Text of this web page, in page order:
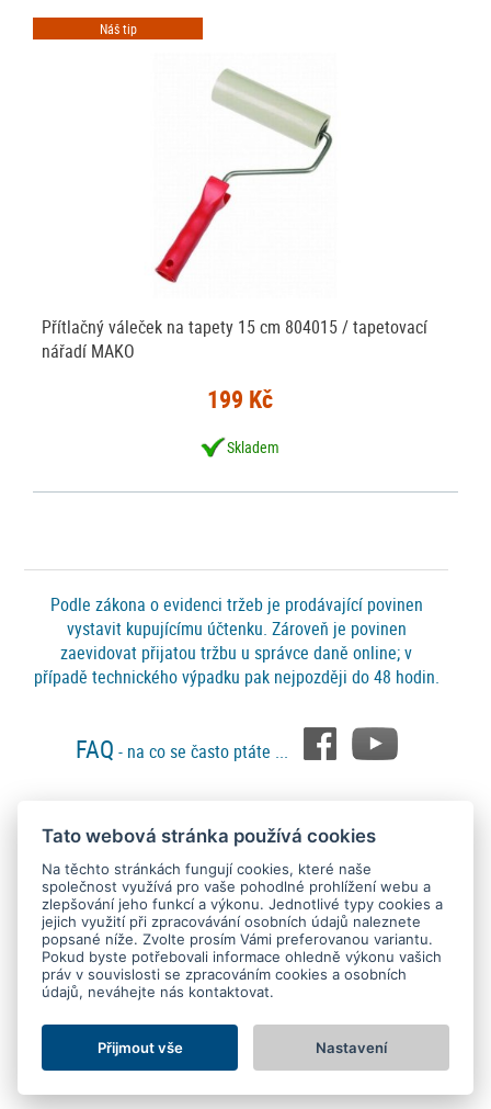
Náš tip
Přítlačný váleček na tapety 15 cm 804015 / tapetovací
nářadí MAKO
199 Kč
Skladem
Podle zákona o evidenci tržeb je prodávající povinen
vystavit kupujícímu účtenku. Zároveň je povinen
zaevidovat přijatou tržbu u správce daně online; v
případě technického výpadku pak nejpozději do 48 hodin.
FAQ - na co se často ptáte ...
Platební metody
Copyright © 2015 - 2026SEO kvalitně
Kontakt
Ochrana osobních údajů O nás
Obchodní podmínky
Nastavení Cookies
Tato webová stránka používá cookies
Na těchto stránkách fungují cookies, které naše
společnost využívá pro vaše pohodlné prohlížení webu a
zlepšování jeho funkcí a výkonu. Jednotlivé typy cookies a
jejich využití při zpracovávání osobních údajů naleznete
popsané níže. Zvolte prosím Vámi preferovanou variantu.
Pokud byste potřebovali informace ohledně výkonu vašich
práv v souvislosti se zpracováním cookies a osobních
údajů, neváhejte nás kontaktovat.
Přijmout vše Nastavení